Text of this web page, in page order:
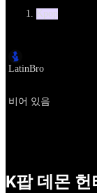
Kpop
LatinBro
비어 있음
K팝 데몬